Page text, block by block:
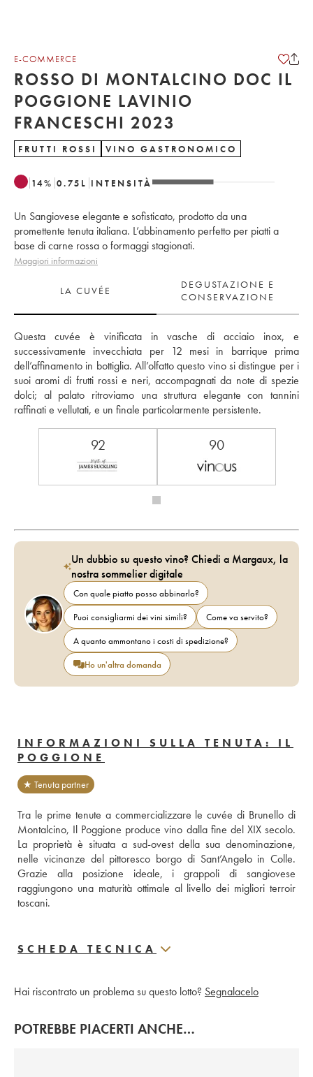
E-COMMERCE
ROSSO DI MONTALCINO DOC IL
POGGIONE LAVINIO
FRANCESCHI 2023
FRUTTI ROSSI VINO GASTRONOMICO
14% 0.75 L INTENSITÀ
Un Sangiovese elegante e sofisticato, prodotto da una
promettente tenuta italiana. L’abbinamento perfetto per piatti a
base di carne rossa o formaggi stagionati.
Maggiori informazioni
LA CUVÉE
DEGUSTAZIONE E
CONSERVAZIONE
Questa cuvée è vinificata in vasche di acciaio inox, e
successivamente invecchiata per 12 mesi in barrique prima
dell’affinamento in bottiglia. All’olfatto questo vino si distingue per i
suoi aromi di frutti rossi e neri, accompagnati da note di spezie
dolci; al palato ritroviamo una struttura elegante con tannini
raffinati e vellutati, e un finale particolarmente persistente.
92 90
Un dubbio su questo vino? Chiedi a Margaux, la
nostra sommelier digitale
Con quale piatto posso abbinarlo?
Puoi consigliarmi dei vini simili?
Come va servito?
A quanto ammontano i costi di spedizione?
Ho un'altra domanda
INFORMAZIONI SULLA TENUTA: IL
POGGIONE
★ Tenuta partner
Tra le prime tenute a commercializzare le cuvée di Brunello di
Montalcino, Il Poggione produce vino dalla fine del XIX secolo.
La proprietà è situata a sud-ovest della sua denominazione,
nelle vicinanze del pittoresco borgo di Sant’Angelo in Colle.
Grazie alla posizione ideale, i grappoli di sangiovese
raggiungono una maturità ottimale al livello dei migliori terroir
SCHEDA TECNICA
Hai riscontrato un problema su questo lotto? Segnalacelo
POTREBBE PIACERTI ANCHE…